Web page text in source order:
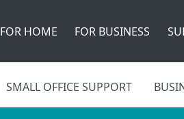
FOR HOME FOR BUSINESS
SMALL OFFICE SUPPORT